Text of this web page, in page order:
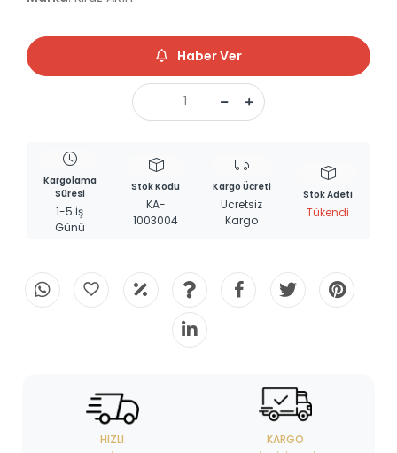
Haber Ver
Kargolama
Süresi
1-5 İş
Günü
Stok Kodu
KA-
1003004
Kargo Ücreti
Ücretsiz
Kargo
Stok Adeti
Tükendi
HIZLI
KARGO